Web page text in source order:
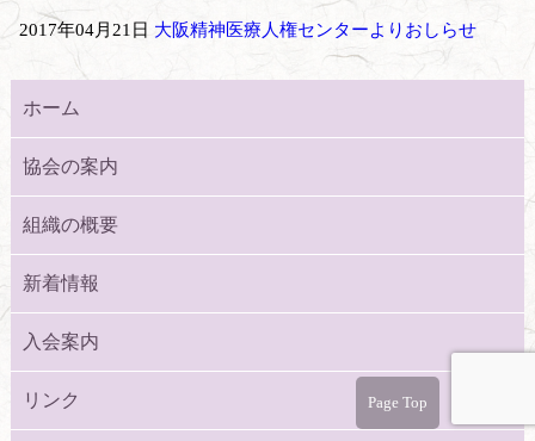
2017年04月21日 大阪精神医療人権センターよりおしらせ
ホーム
協会の案内
組織の概要
新着情報
入会案内
リンク Page Top